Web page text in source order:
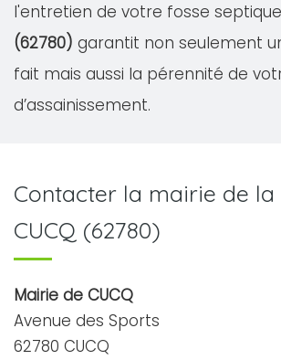
l'entretien de votre fosse
(62780) garantit non seulement
fait mais aussi la pérennité de
d’assainissement.
Contacter la mairie de la
CUCQ (62780)
Mairie de CUCQ
Avenue des Sports
62780 CUCQ